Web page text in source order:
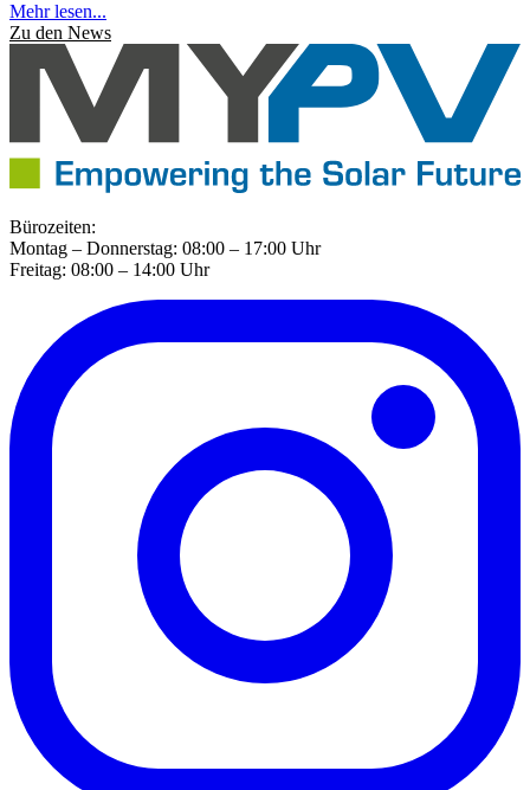
Mehr lesen...
Zu den News
Bürozeiten:
Montag – Donnerstag: 08:00 – 17:00 Uhr
Freitag: 08:00 – 14:00 Uhr